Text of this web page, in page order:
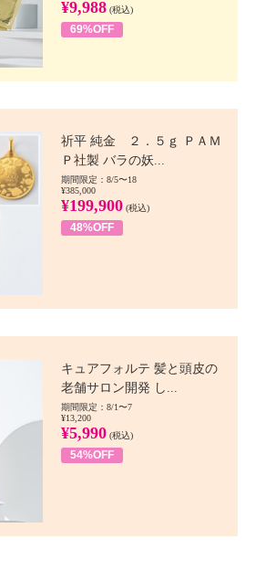
¥9,988 (税込)
69%OFF
祈平 純金 ２．５ｇ ＰＡＭ
Ｐ社製 バラの妖...
期間限定：8/5〜18
¥385,000
¥199,900 (税込)
48%OFF
キュアフォルテ 髪と頭皮の
老舗サロン開発 し...
期間限定：8/1〜7
¥13,200
¥5,990 (税込)
54%OFF